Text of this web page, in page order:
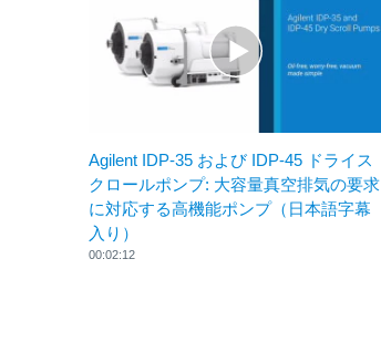
Agilent IDP-35 および IDP-45 ドライス
クロールポンプ: 大容量真空排気の要求
に対応する高機能ポンプ（日本語字幕
入り）
00:02:12